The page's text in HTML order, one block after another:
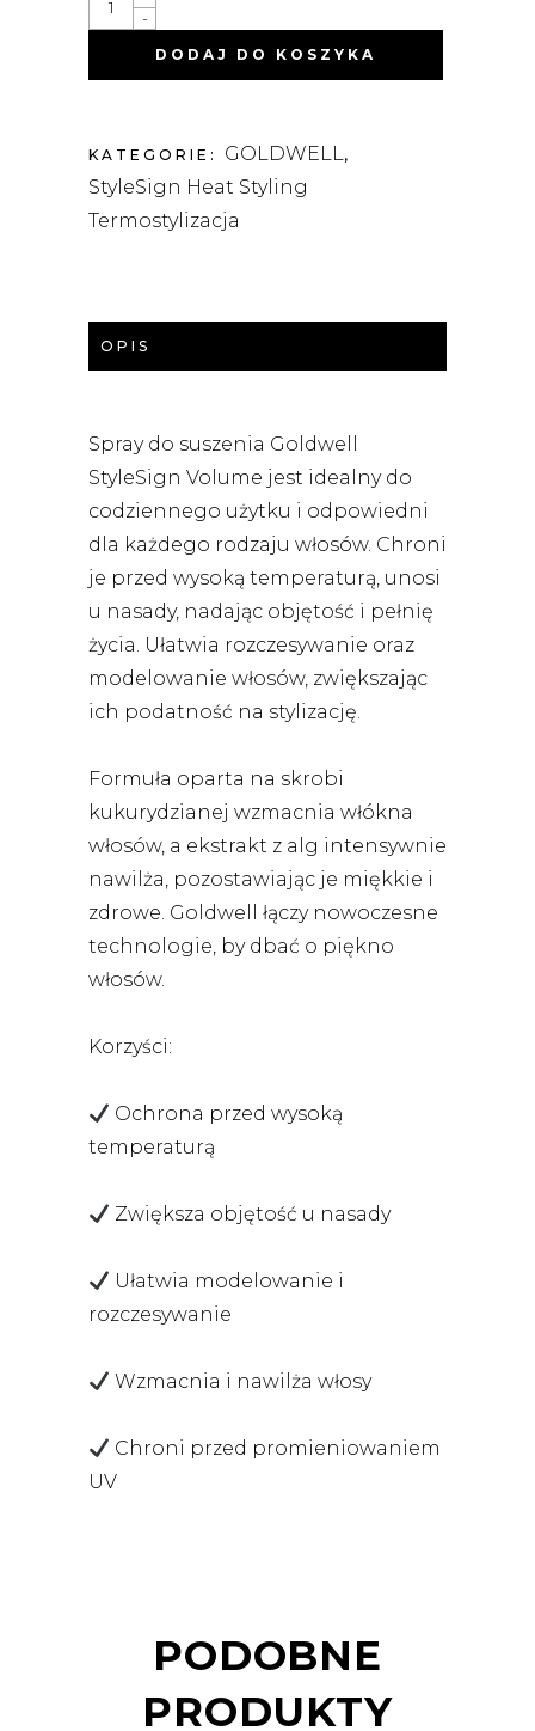
EVERYDAY
BLOW-
SPRAY
NA
DZIEŃ
QUANTITY
-
DODAJ DO KOSZYKA
KATEGORIE: GOLDWELL,
StyleSign Heat Styling
Termostylizacja
OPIS
Spray do suszenia Goldwell
StyleSign Volume jest idealny do
codziennego użytku i odpowiedni
dla każdego rodzaju włosów. Chroni
je przed wysoką temperaturą, unosi
u nasady, nadając objętość i pełnię
życia. Ułatwia rozczesywanie oraz
modelowanie włosów, zwiększając
ich podatność na stylizację.
Formuła oparta na skrobi
kukurydzianej wzmacnia włókna
włosów, a ekstrakt z alg intensywnie
nawilża, pozostawiając je miękkie i
zdrowe. Goldwell łączy nowoczesne
technologie, by dbać o piękno
włosów.
Korzyści:
Ochrona przed wysoką
temperaturą
Zwiększa objętość u nasady
Ułatwia modelowanie i
rozczesywanie
Wzmacnia i nawilża włosy
Chroni przed promieniowaniem
UV
PODOBNE
PRODUKTY